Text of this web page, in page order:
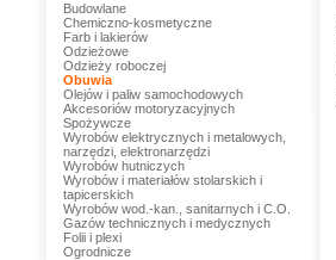
Budowlane
Chemiczno-kosmetyczne
Farb i lakierów
Odzieżowe
Odzieży roboczej
Obuwia
Olejów i paliw samochodowych
Akcesoriów motoryzacyjnych
Spożywcze
Wyrobów elektrycznych i metalowych,
narzędzi, elektronarzędzi
Wyrobów hutniczych
Wyrobów i materiałów stolarskich i
tapicerskich
Wyrobów wod.-kan., sanitarnych i C.O.
Gazów technicznych i medycznych
Folii i plexi
Ogrodnicze